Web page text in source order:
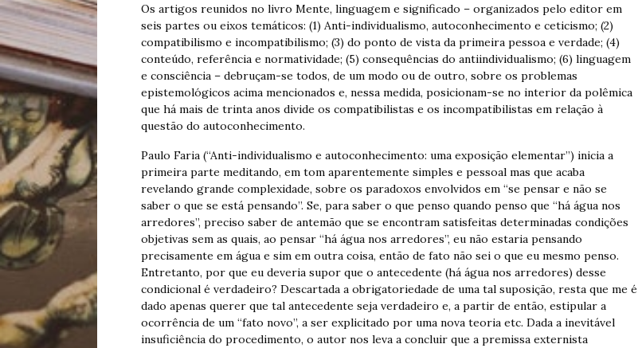
Os artigos reunidos no livro Mente, linguagem e significado – organizados pelo editor em
seis partes ou eixos temáticos: (1) Anti-individualismo, autoconhecimento e ceticismo; (2)
compatibilismo e incompatibilismo; (3) do ponto de vista da primeira pessoa e verdade; (4)
conteúdo, referência e normatividade; (5) consequências do antiindividualismo; (6) linguagem
e consciência – debruçam-se todos, de um modo ou de outro, sobre os problemas
epistemológicos acima mencionados e, nessa medida, posicionam-se no interior da polêmica
que há mais de trinta anos divide os compatibilistas e os incompatibilistas em relação à
questão do autoconhecimento.
Paulo Faria (“Anti-individualismo e autoconhecimento: uma exposição elementar”) inicia a
primeira parte meditando, em tom aparentemente simples e pessoal mas que acaba
revelando grande complexidade, sobre os paradoxos envolvidos em “se pensar e não se
saber o que se está pensando”. Se, para saber o que penso quando penso que “há água nos
arredores”, preciso saber de antemão que se encontram satisfeitas determinadas condições
objetivas sem as quais, ao pensar “há água nos arredores”, eu não estaria pensando
precisamente em água e sim em outra coisa, então de fato não sei o que eu mesmo penso.
Entretanto, por que eu deveria supor que o antecedente (há água nos arredores) desse
condicional é verdadeiro? Descartada a obrigatoriedade de uma tal suposição, resta que me é
dado apenas querer que tal antecedente seja verdadeiro e, a partir de então, estipular a
ocorrência de um “fato novo”, a ser explicitado por uma nova teoria etc. Dada a inevitável
insuficiência do procedimento, o autor nos leva a concluir que a premissa externista